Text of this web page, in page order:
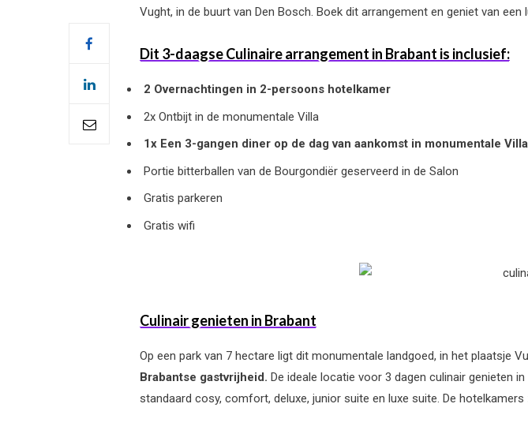
Vught, in de buurt van Den Bosch. Boek dit arrangement en geniet van
Dit 3-daagse Culinaire arrangement in Brabant is inclusief:
2 Overnachtingen in 2-persoons hotelkamer
2x Ontbijt in de monumentale Villa
1x Een 3-gangen diner op de dag van aankomst in monumentale Villa
Portie bitterballen van de Bourgondiër geserveerd in de Salon
Gratis parkeren
Gratis wifi
Culinair genieten in Brabant
Op een park van 7 hectare ligt dit monumentale landgoed, in het plaatsje
Brabantse gastvrijheid. De ideale locatie voor 3 dagen culinair genieten
standaard cosy, comfort, deluxe, junior suite en luxe suite. De